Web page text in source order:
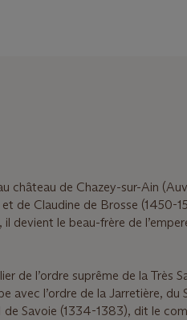
château de Chazey-sur-Ain
de Claudine de Brosse (1450-
devient le beau-frère de
de l’ordre suprême de la Très
avec l’ordre de la Jarretière,
Savoie (1334-1383), dit le